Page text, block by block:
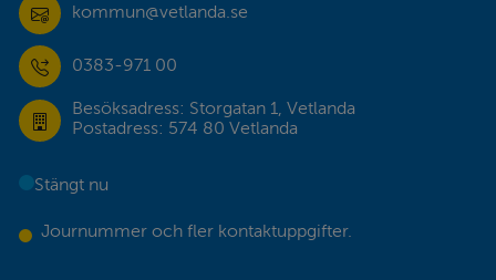
kommun@vetlanda.se
0383-971 00
Besöksadress: Storgatan 1, Vetlanda
Postadress: 574 80 Vetlanda
Stängt nu
Journummer och fler kontaktuppgifter.